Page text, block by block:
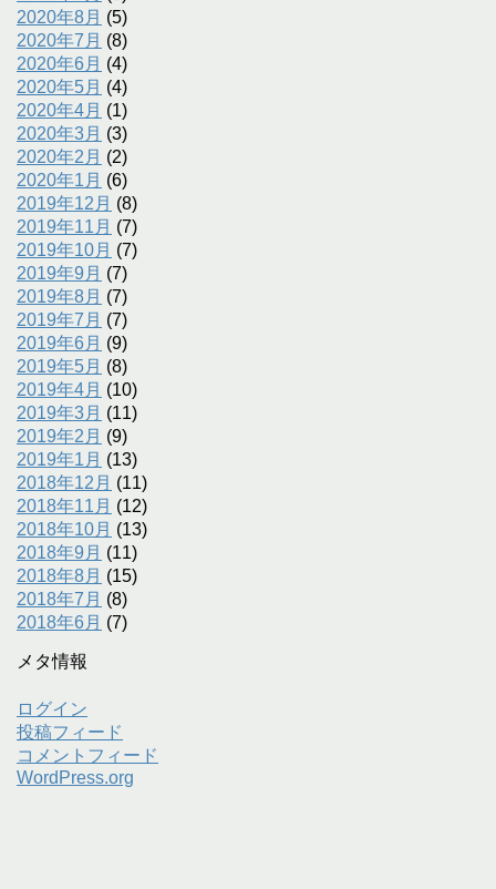
2020年8月 (5)
2020年7月 (8)
2020年6月 (4)
2020年5月 (4)
2020年4月 (1)
2020年3月 (3)
2020年2月 (2)
2020年1月 (6)
2019年12月 (8)
2019年11月 (7)
2019年10月 (7)
2019年9月 (7)
2019年8月 (7)
2019年7月 (7)
2019年6月 (9)
2019年5月 (8)
2019年4月 (10)
2019年3月 (11)
2019年2月 (9)
2019年1月 (13)
2018年12月 (11)
2018年11月 (12)
2018年10月 (13)
2018年9月 (11)
2018年8月 (15)
2018年7月 (8)
2018年6月 (7)
メタ情報
ログイン
投稿フィード
コメントフィード
WordPress.org